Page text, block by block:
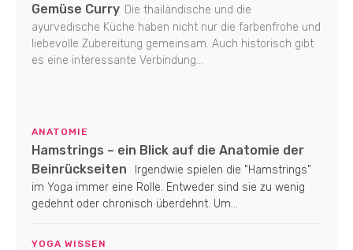
Gemüse Curry Die thailändische und die
ayurvedische Küche haben nicht nur die farbenfrohe und
liebevolle Zubereitung gemeinsam. Auch historisch gibt
es eine interessante Verbindung...
ANATOMIE
Hamstrings – ein Blick auf die Anatomie der
Beinrückseiten
Irgendwie spielen die "Hamstrings"
im Yoga immer eine Rolle. Entweder sind sie zu wenig
gedehnt oder chronisch überdehnt. Um...
YOGA WISSEN